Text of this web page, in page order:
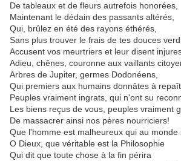
De tableaux et de fleurs autrefois honorées,
Maintenant le dédain des passants altérés,
Qui, brûlez en été des rayons éthérés,
Sans plus trouver le frais de tes douces
Accusent vos meurtriers et leur disent
Adieu, chênes, couronne aux vaillants
Arbres de Jupiter, germes Dodonéens,
Qui premiers aux humains donnâtes à
Peuples vraiment ingrats, qui n'ont su
Les biens reçus de vous, peuples vraiment
De massacrer ainsi nos pères nourriciers!
Que l'homme est malheureux qui au monde
O Dieux, que véritable est la Philosophie
Qui dit que toute chose à la fin périra